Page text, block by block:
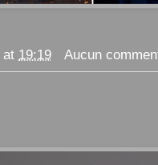
at 19:19 Aucun